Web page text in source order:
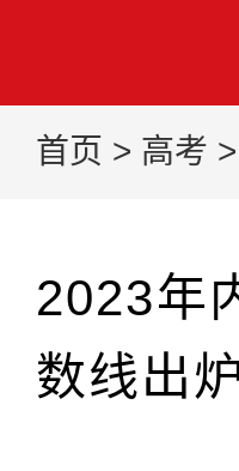
首页 > 高考 >
2023年
数线出炉